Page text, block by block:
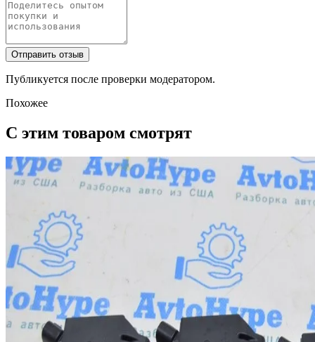
Отправить отзыв
Публикуется после проверки модератором.
Похожее
С этим товаром смотрят